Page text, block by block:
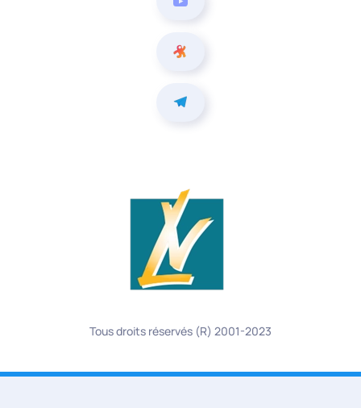
Tous droits réservés (R) 2001-2023